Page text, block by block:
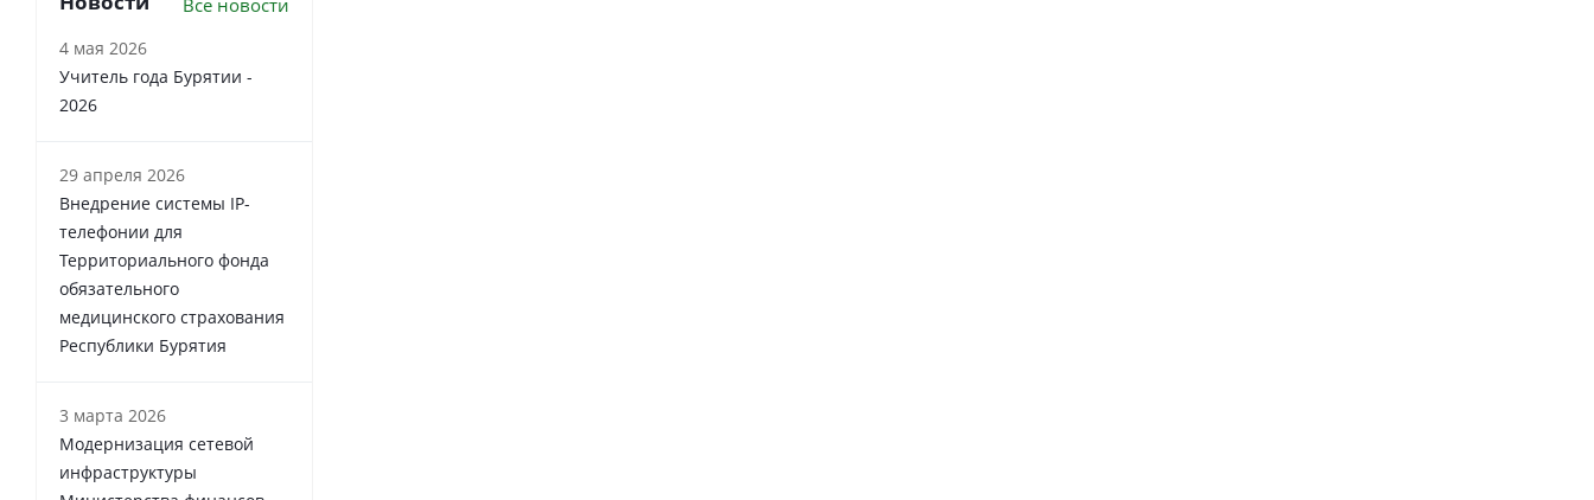
4 мая 2026
Учитель года Бурятии -
2026
29 апреля 2026
Внедрение системы IP-
телефонии для
Территориального фонда
обязательного
медицинского страхования
Республики Бурятия
3 марта 2026
Модернизация сетевой
инфраструктуры